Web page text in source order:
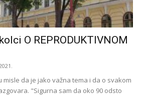
O REPRODUKTIVNOM
misle da je jako važna tema i da o svakom
"Sigurna sam da oko 90 odsto